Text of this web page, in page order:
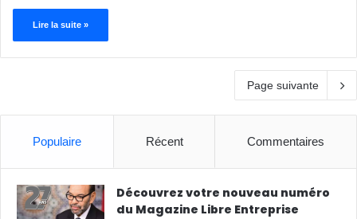
Lire la suite »
Page suivante
Populaire Récent Commentaires
Découvrez votre nouveau numéro
du Magazine Libre Entreprise